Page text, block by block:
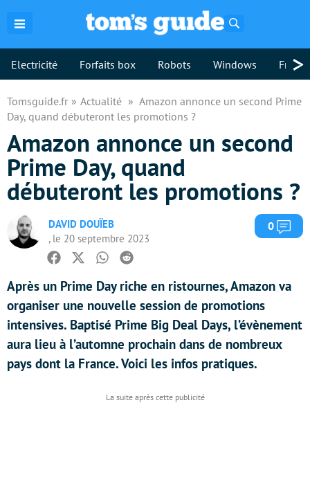
Electricité Forfaits box Robots Windows >
Tomsguide.fr Actualité
Amazon annonce un second Prime
Day, quand débuteront les promotions ?
Amazon annonce un second
Prime Day, quand
débuteront les promotions ?
DAVID DOUÏEB
, le 20 septembre 2023
0
Facebook
TwitterWhatsapp
Reddit
Après un Prime Day riche en ristournes, Amazon va
organiser une nouvelle session de promotions
intensives. Baptisé Prime Big Deal Days, l’évènement
aura lieu à l’automne prochain dans de nombreux
pays dont la France. Voici les infos pratiques.